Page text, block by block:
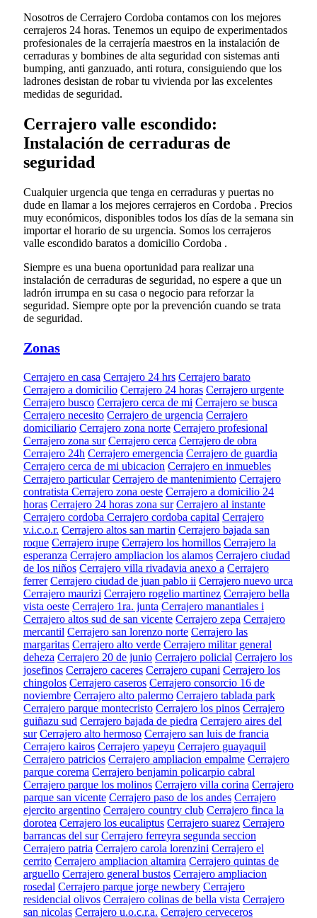
Nosotros de Cerrajero Cordoba contamos con los mejores
cerrajeros 24 horas. Tenemos un equipo de experimentados
profesionales de la cerrajería maestros en la instalación de
cerraduras y bombines de alta seguridad con sistemas anti
bumping, anti ganzuado, anti rotura, consiguiendo que los
ladrones desistan de robar tu vivienda por las excelentes
medidas de seguridad.
Cerrajero valle escondido:
Instalación de cerraduras de
seguridad
Cualquier urgencia que tenga en cerraduras y puertas no
dude en llamar a los mejores cerrajeros en Cordoba . Precios
muy económicos, disponibles todos los días de la semana sin
importar el horario de su urgencia. Somos los cerrajeros
valle escondido baratos a domicilio Cordoba .
Siempre es una buena oportunidad para realizar una
instalación de cerraduras de seguridad, no espere a que un
ladrón irrumpa en su casa o negocio para reforzar la
seguridad. Siempre opte por la prevención cuando se trata
de seguridad.
Zonas
Cerrajero en casa Cerrajero 24 hrs Cerrajero barato
Cerrajero a domicilio Cerrajero 24 horas Cerrajero urgente
Cerrajero busco Cerrajero cerca de mi Cerrajero se busca
Cerrajero necesito Cerrajero de urgencia Cerrajero
domiciliario Cerrajero zona norte Cerrajero profesional
Cerrajero zona sur Cerrajero cerca Cerrajero de obra
Cerrajero 24h Cerrajero emergencia Cerrajero de guardia
Cerrajero cerca de mi ubicacion Cerrajero en inmuebles
Cerrajero particular Cerrajero de mantenimiento Cerrajero
contratista Cerrajero zona oeste Cerrajero a domicilio 24
horas Cerrajero 24 horas zona sur Cerrajero al instante
Cerrajero cordoba Cerrajero cordoba capital Cerrajero
v.i.c.o.r. Cerrajero altos san martin Cerrajero bajada san
roque Cerrajero irupe Cerrajero los hornillos Cerrajero la
esperanza Cerrajero ampliacion los alamos Cerrajero ciudad
de los niños Cerrajero villa rivadavia anexo a Cerrajero
ferrer Cerrajero ciudad de juan pablo ii Cerrajero nuevo urca
Cerrajero maurizi Cerrajero rogelio martinez Cerrajero bella
vista oeste Cerrajero 1ra. junta Cerrajero manantiales i
Cerrajero altos sud de san vicente Cerrajero zepa Cerrajero
mercantil Cerrajero san lorenzo norte Cerrajero las
margaritas Cerrajero alto verde Cerrajero militar general
deheza Cerrajero 20 de junio Cerrajero policial Cerrajero los
josefinos Cerrajero caceres Cerrajero cupani Cerrajero los
chingolos Cerrajero caseros Cerrajero consorcio 16 de
noviembre Cerrajero alto palermo Cerrajero tablada park
Cerrajero parque montecristo Cerrajero los pinos Cerrajero
guiñazu sud Cerrajero bajada de piedra Cerrajero aires del
sur Cerrajero alto hermoso Cerrajero san luis de francia
Cerrajero kairos Cerrajero yapeyu Cerrajero guayaquil
Cerrajero patricios Cerrajero ampliacion empalme Cerrajero
parque corema Cerrajero benjamin policarpio cabral
Cerrajero parque los molinos Cerrajero villa corina Cerrajero
parque san vicente Cerrajero paso de los andes Cerrajero
ejercito argentino Cerrajero country club Cerrajero finca la
dorotea Cerrajero los eucaliptus Cerrajero suarez Cerrajero
barrancas del sur Cerrajero ferreyra segunda seccion
Cerrajero patria Cerrajero carola lorenzini Cerrajero el
cerrito Cerrajero ampliacion altamira Cerrajero quintas de
arguello Cerrajero general bustos Cerrajero ampliacion
rosedal Cerrajero parque jorge newbery Cerrajero
residencial olivos Cerrajero colinas de bella vista Cerrajero
san nicolas Cerrajero u.o.c.r.a. Cerrajero cerveceros